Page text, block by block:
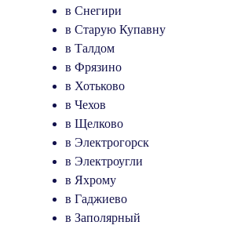
в Снегири
в Старую Купавну
в Талдом
в Фрязино
в Хотьково
в Чехов
в Щелково
в Электрогорск
в Электроугли
в Яхрому
в Гаджиево
в Заполярный